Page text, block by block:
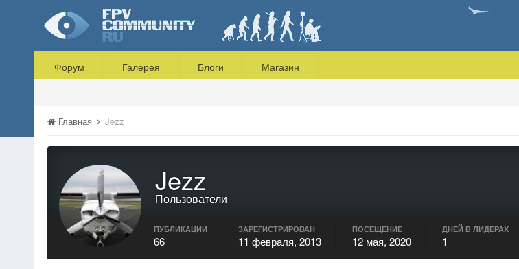
Форум Галерея Блоги Магазин
Главная Jezz
Jezz
Пользователи
ПУБЛИКАЦИИ
66
ЗАРЕГИСТРИРОВАН
11 февраля, 2013
ПОСЕЩЕНИЕ
12 мая, 2020
ДНЕЙ В ЛИДЕРАХ
1